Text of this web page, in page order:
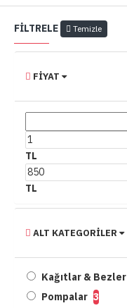
FILTRELE Temizle
FIYAT
TL
TL
ALT KATEGORILER
Kağıtlar & Bezler
Pompalar 3